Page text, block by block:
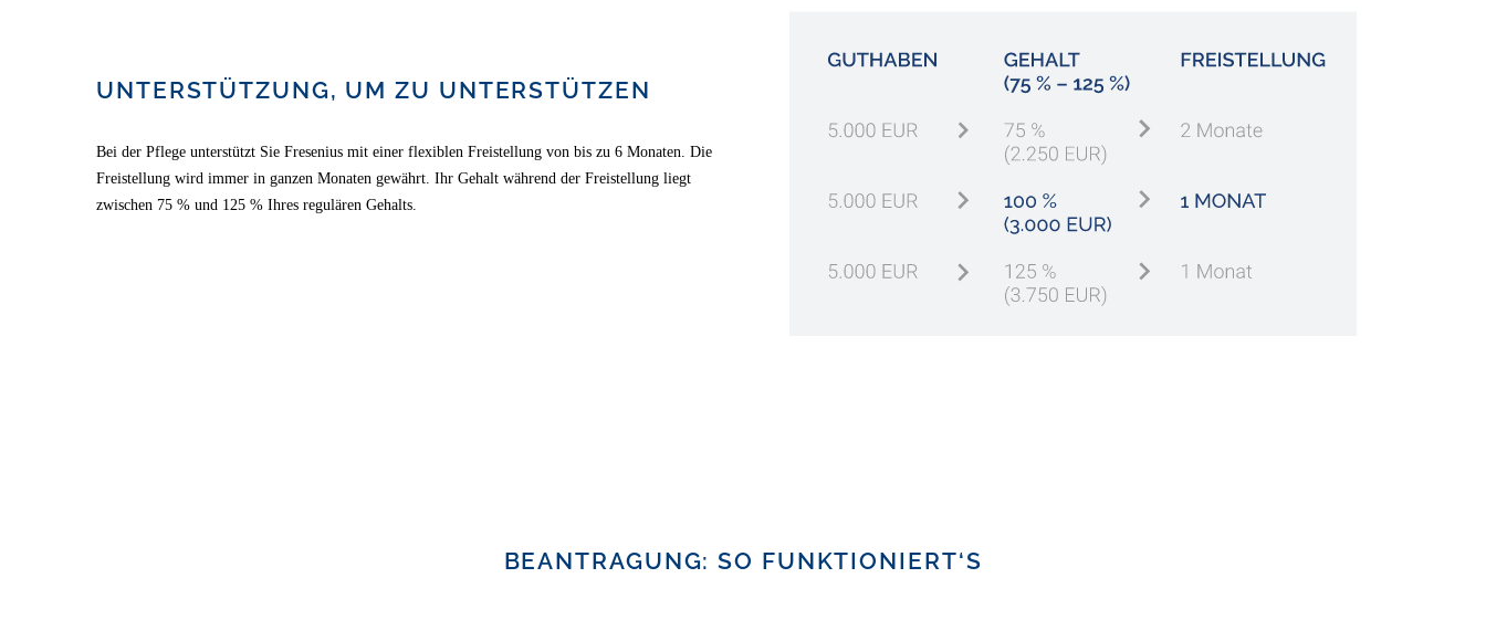
UNTERSTÜTZUNG, UM ZU UNTERSTÜTZEN
Bei der Pflege unterstützt Sie Fresenius mit einer flexiblen Freistellung von bis zu 6 Monaten. Die
Freistellung wird immer in ganzen Monaten gewährt. Ihr Gehalt während der Freistellung liegt
zwischen 75 % und 125 % Ihres regulären Gehalts.
BEANTRAGUNG: SO FUNKTIONIERT‘S